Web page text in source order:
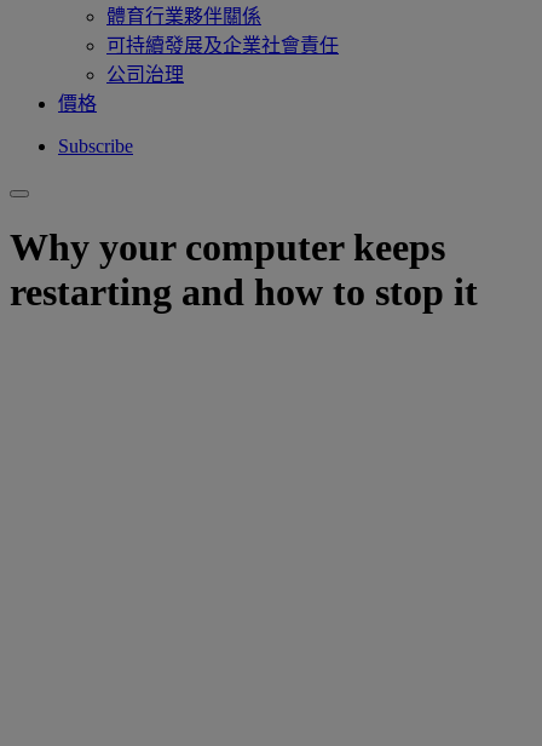
體育行業夥伴關係
可持續發展及企業社會責任
公司治理
價格
Subscribe
Why your computer keeps
restarting and how to stop it